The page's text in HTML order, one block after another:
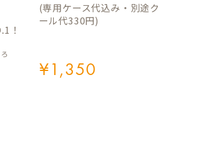
！
¥1,350
(専用ケース代込み・別途ク
ール代330円)